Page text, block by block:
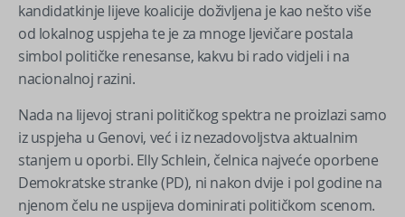
kandidatkinje lijeve koalicije doživljena je kao nešto više
od lokalnog uspjeha te je za mnoge ljevičare postala
simbol političke renesanse, kakvu bi rado vidjeli i na
nacionalnoj razini.
Nada na lijevoj strani političkog spektra ne proizlazi samo
iz uspjeha u Genovi, već i iz nezadovoljstva aktualnim
stanjem u oporbi. Elly Schlein, čelnica najveće oporbene
Demokratske stranke (PD), ni nakon dvije i pol godine na
njenom čelu ne uspijeva dominirati političkom scenom.